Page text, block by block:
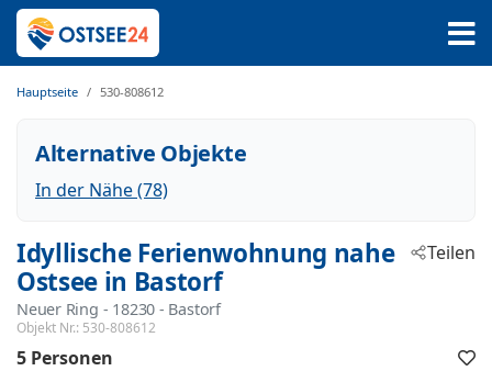
Hauptseite 530-808612
Alternative Objekte
In der Nähe (78)
Idyllische Ferienwohnung nahe
Ostsee in Bastorf
Neuer Ring - 18230 - Bastorf
Objekt Nr.: 530-808612
Teilen
5 Personen